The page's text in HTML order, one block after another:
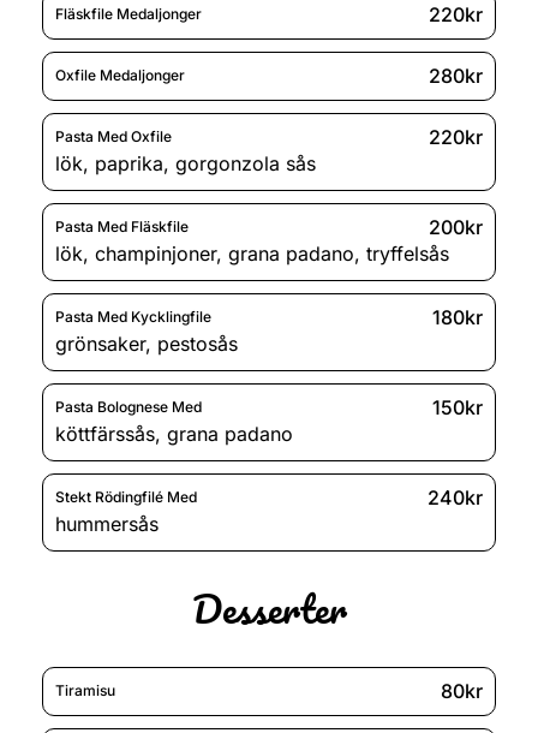
Fläskfile Medaljonger 220kr
Oxfile Medaljonger 280kr
Pasta Med Oxfile
220kr
lök, paprika, gorgonzola sås
Pasta Med Fläskfile
200kr
lök, champinjoner, grana padano, tryffelsås
Pasta Med Kycklingfile
180kr
grönsaker, pestosås
Pasta Bolognese Med
150kr
köttfärssås, grana padano
Stekt Rödingfilé Med
240kr
hummersås
Desserter
Tiramisu 80kr